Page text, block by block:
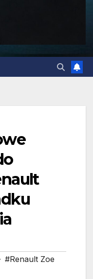
#Renault Zoe